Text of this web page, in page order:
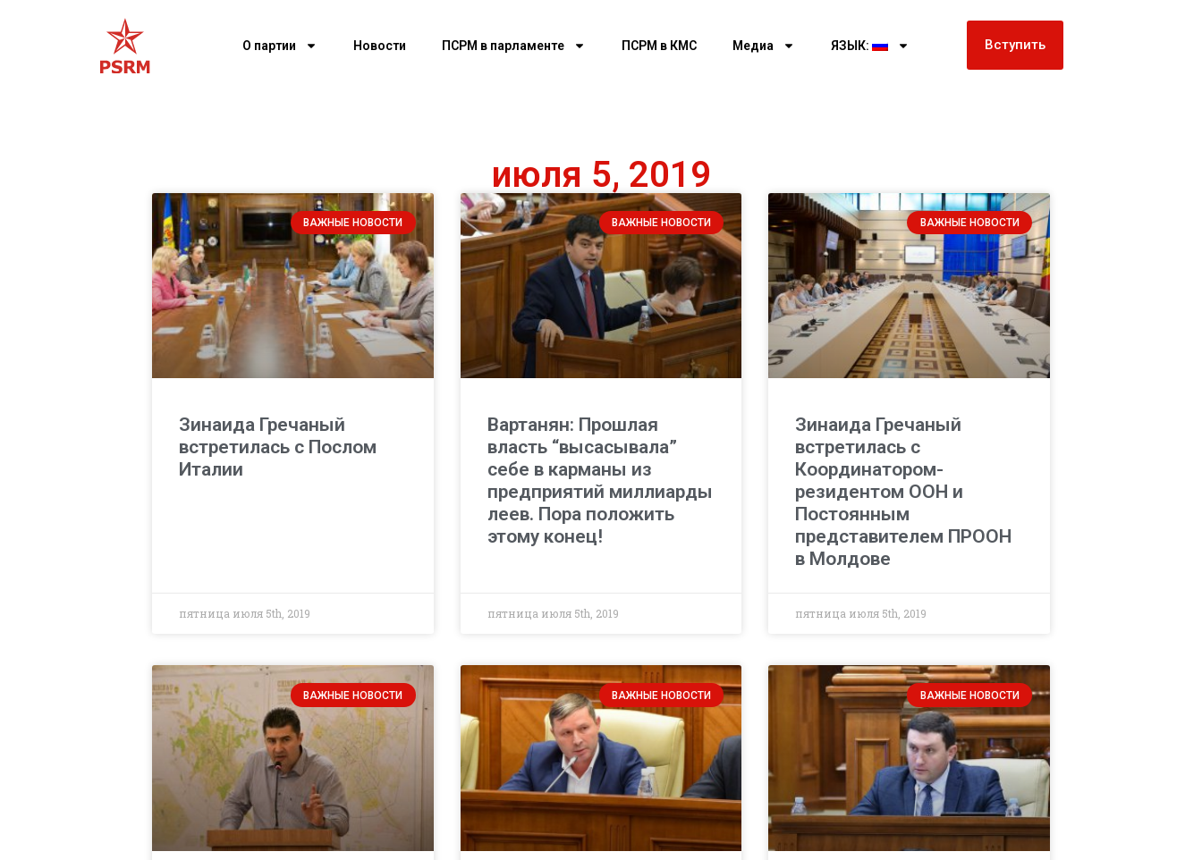
О партии Новости ПСРМ в парламенте ПСРМ в КМС Медиа ЯЗЫК: Вступить
июля 5, 2019
ВАЖНЫЕ НОВОСТИ
Зинаида Гречаный
встретилась с Послом
Италии
пятница июля 5th, 2019
ВАЖНЫЕ НОВОСТИ
Вартанян: Прошлая
власть “высасывала”
себе в карманы из
предприятий миллиарды
леев. Пора положить
этому конец!
пятница июля 5th, 2019
ВАЖНЫЕ НОВОСТИ
Зинаида Гречаный
встретилась с
Координатором-
резидентом ООН и
Постоянным
представителем ПРООН
в Молдове
пятница июля 5th, 2019
ВАЖНЫЕ НОВОСТИ ВАЖНЫЕ НОВОСТИ ВАЖНЫЕ НОВОСТИ